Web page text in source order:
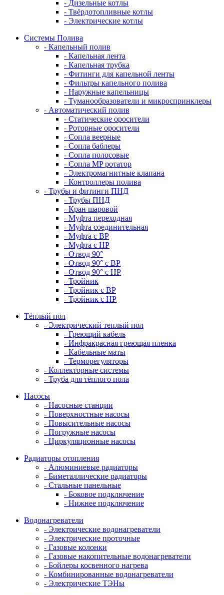
- Дизельные котлы
- Твёрдотопливные котлы
- Электрические котлы
Системы Полива
- Капельный полив
- Капельная лента
- Капельная трубка
- Фитинги для капельной ленты
- Фильтры капельного полива
- Наружные капельницы
- Туманообразователи и микроспринклеры
- Автоматический полив
- Статические оросители
- Роторные оросители
- Сопла веерные
- Сопла баблеры
- Сопла полосовые
- Сопла MP ротатор
- Электромагнитные клапана
- Контроллеры полива
- Трубы и фитинги ПНД
- Трубы ПНД
- Кран шаровой
- Муфта переходная
- Муфта соединительная
- Муфта с ВР
- Муфта с НР
- Отвод 90°
- Отвод 90° с ВР
- Отвод 90° с НР
- Тройник
- Тройник с ВР
- Тройник с НР
Тёплый пол
- Электрический теплый пол
- Греющий кабель
- Инфракрасная греющая пленка
- Кабельные маты
- Терморегуляторы
- Коллекторные системы
- Труба для тёплого пола
Насосы
- Насосные станции
- Поверхностные насосы
- Повысительные насосы
- Погружные насосы
- Циркуляционные насосы
Радиаторы отопления
- Алюминиевые радиаторы
- Биметаллические радиаторы
- Стальные панельные
- Боковое подключение
- Нижнее подключение
Водонагреватели
- Электрические водонагреватели
- Электрические проточные
- Газовые колонки
- Газовые накопительные водонагреватели
- Бойлеры косвенного нагрева
- Комбинированные водонагреватели
- Электрические ТЭНы